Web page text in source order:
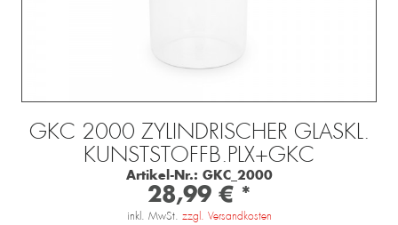
GKC 2000 ZYLINDRISCHER GLASKL.
KUNSTSTOFFB.PLX+GKC
Artikel-Nr.: GKC_2000
28,99 € *
inkl. MwSt. zzgl. Versandkosten